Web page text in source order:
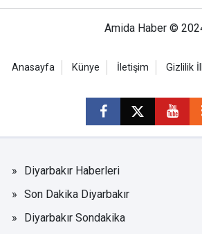
Amida Haber ©
Anasayfa Künye İletişim Gizlilik
Diyarbakır Haberleri
Son Dakika Diyarbakır
Diyarbakır Sondakika